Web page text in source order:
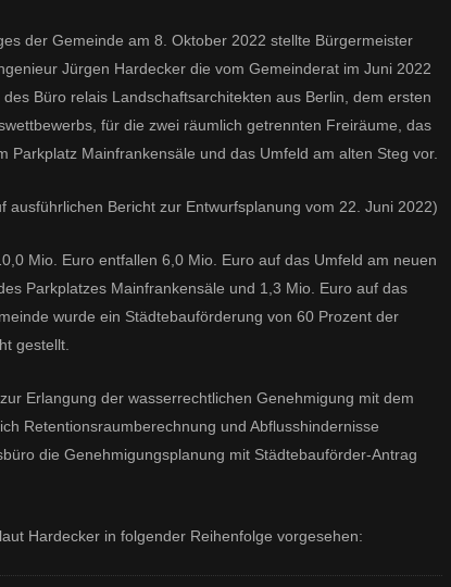
der Gemeinde am 8. Oktober 2022 stellte Bürgermeister
Jürgen Hardecker die vom Gemeinderat im Juni 2022
Büro relais Landschaftsarchitekten aus Berlin, dem ersten
für die zwei räumlich getrennten Freiräume, das
Parkplatz Mainfrankensäle und das Umfeld am alten Steg vor.
ausführlichen Bericht zur Entwurfsplanung vom 22. Juni 2022)
Mio. Euro entfallen 6,0 Mio. Euro auf das Umfeld am neuen
Parkplatzes Mainfrankensäle und 1,3 Mio. Euro auf das
wurde ein Städtebauförderung von 60 Prozent der
gestellt.
Erlangung der wasserrechtlichen Genehmigung mit dem
Retentionsraumberechnung und Abflusshindernisse
die Genehmigungsplanung mit Städtebauförder-Antrag
Hardecker in folgender Reihenfolge vorgesehen: